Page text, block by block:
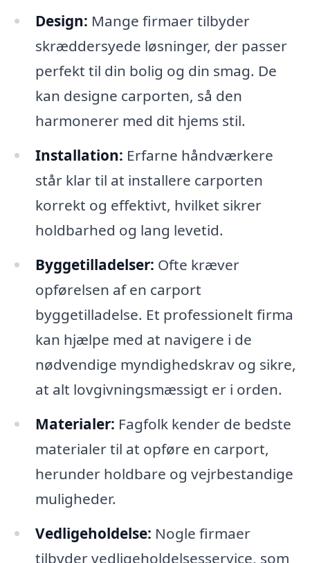
Design: Mange firmaer tilbyder
skræddersyede løsninger, der passer
perfekt til din bolig og din smag. De
kan designe carporten, så den
harmonerer med dit hjems stil.
Installation: Erfarne håndværkere
står klar til at installere carporten
korrekt og effektivt, hvilket sikrer
holdbarhed og lang levetid.
Byggetilladelser: Ofte kræver
opførelsen af en carport
byggetilladelse. Et professionelt firma
kan hjælpe med at navigere i de
nødvendige myndighedskrav og sikre,
at alt lovgivningsmæssigt er i orden.
Materialer: Fagfolk kender de bedste
materialer til at opføre en carport,
herunder holdbare og vejrbestandige
muligheder.
Vedligeholdelse: Nogle firmaer
tilbyder vedligeholdelsesservice, som